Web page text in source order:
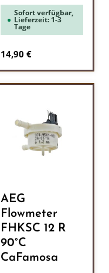
Sofort verfügbar,
Lieferzeit: 1-3
Tage
Regulärer Preis:
14,90 €
AEG
Flowmeter
FHKSC 12 R
90°C
CaFamosa